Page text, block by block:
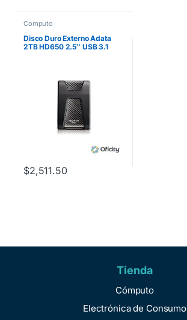
Computo
Disco Duro Externo Adata
2TB HD650 2.5″ USB 3.1
$2,511.50
Tienda
Cómputo
Electrónica de Consumo